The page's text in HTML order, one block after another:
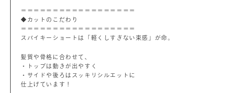
＝＝＝＝＝＝＝＝＝＝＝＝＝＝＝＝＝＝
◆カットのこだわり
＝＝＝＝＝＝＝＝＝＝＝＝＝＝＝＝＝＝
スパイキーショートは「軽くしすぎない束感」が命。
髪質や骨格に合わせて、
・トップは動きが出やすく
・サイドや後ろはスッキリシルエットに
仕上げています！